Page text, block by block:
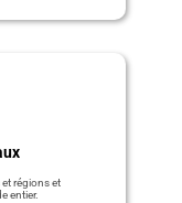
régions et
entier.